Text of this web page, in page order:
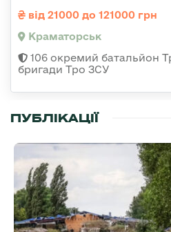
від 21000 до 121000 грн
Краматорськ
106 окремий батальйон
бригади Тро ЗСУ
ПУБЛІКАЦІЇ